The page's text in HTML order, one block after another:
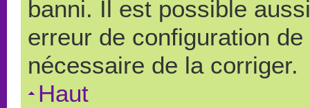
banni. Il est possible
erreur de configuration
nécessaire de la corriger.
Haut